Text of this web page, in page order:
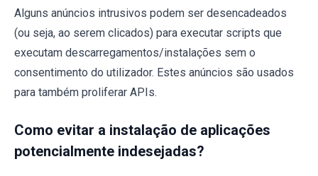
Alguns anúncios intrusivos podem ser desencadeados
(ou seja, ao serem clicados) para executar scripts que
executam descarregamentos/instalações sem o
consentimento do utilizador. Estes anúncios são usados
para também proliferar APIs.
Como evitar a instalação de aplicações
potencialmente indesejadas?